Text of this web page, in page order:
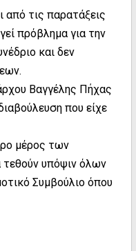
από τις παρατάξεις
πρόβλημα για την
και δεν
Βαγγέλης Πήχας
που είχε
μέρος των
υπόψιν όλων
Συμβούλιο όπου